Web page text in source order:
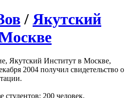
/ Якутский
Якутский Институт в Москве,
2004 получил свидетельство о
студентов: 200 человек.